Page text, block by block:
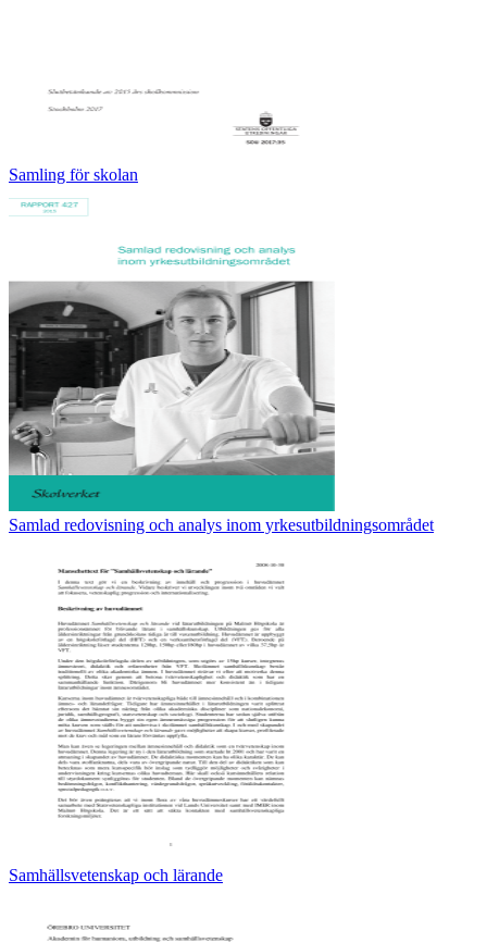
Samling för skolan
Samlad redovisning och analys inom yrkesutbildningsområdet
Samhällsvetenskap och lärande